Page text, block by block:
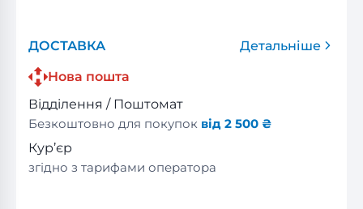
ДОСТАВКА
Детальніше
Нова пошта
Відділення / Поштомат
Безкоштовно для покупок від 2 500 ₴
Кур’єр
згідно з тарифами оператора